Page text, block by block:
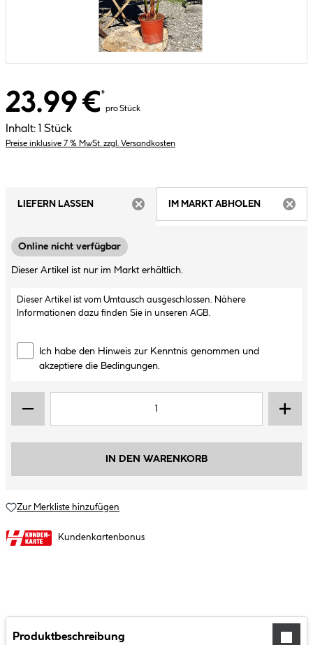
23.99 €*
pro Stück
Inhalt: 1 Stück
Preise inklusive 7 % MwSt. zzgl. Versandkosten
LIEFERN LASSEN
IM MARKT ABHOLEN
Online nicht verfügbar
Dieser Artikel ist nur im Markt erhältlich.
Dieser Artikel ist vom Umtausch ausgeschlossen. Nähere
Informationen dazu finden Sie in unseren AGB
Ich habe den Hinweis zur Kenntnis genommen und
akzeptiere die Bedingungen.
IN DEN WARENKORB
Zur Merkliste hinzufügen
Kundenkartenbonus
Produktbeschreibung